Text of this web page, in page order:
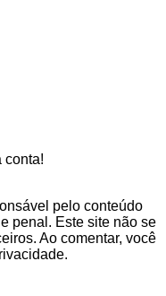
conta!
pelo conteúdo
penal. Este site não se
Ao comentar, você